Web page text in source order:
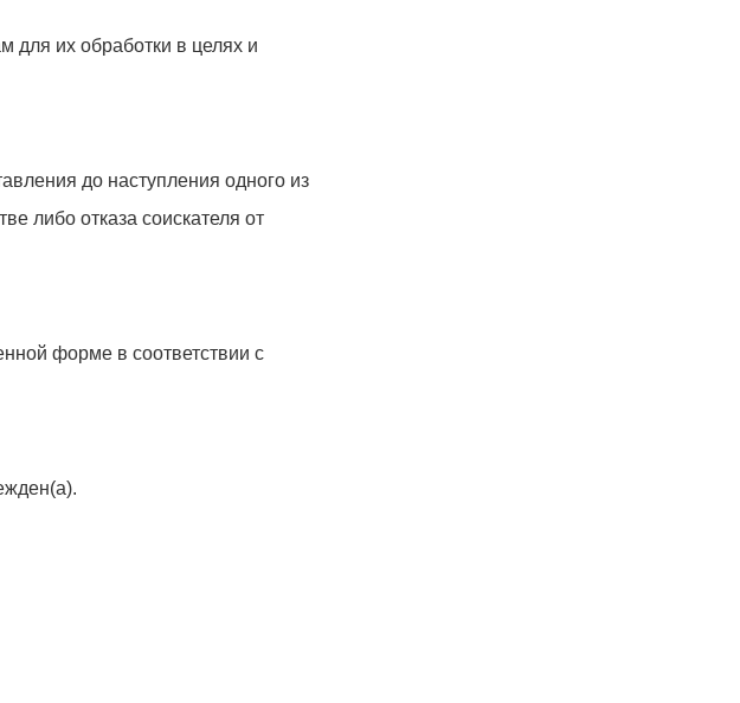
для их обработки в целях и
до наступления одного из
либо отказа соискателя от
форме в соответствии с